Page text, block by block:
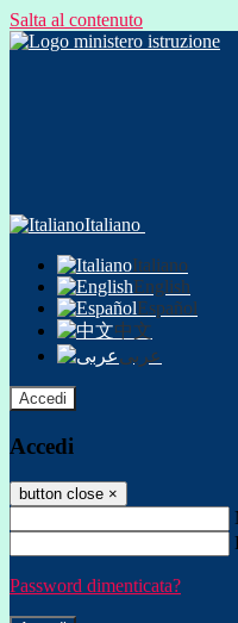
Salta al contenuto
Italiano
Italiano
English
Español
中文
عربى
Accedi
Accedi
button close ×
Password dimenticata?